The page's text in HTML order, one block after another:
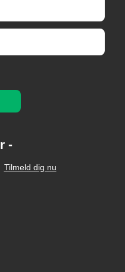
Tilmeld dig nu